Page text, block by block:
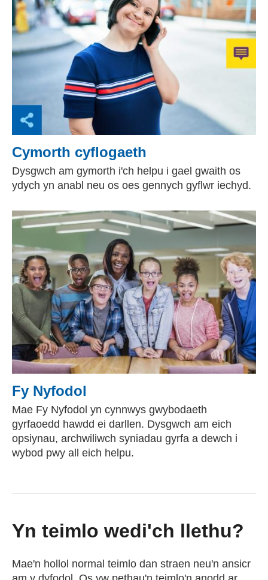
Cymorth cyflogaeth
Dysgwch am gymorth i'ch helpu i gael gwaith os
ydych yn anabl neu os oes gennych gyflwr iechyd.
Fy Nyfodol
Mae Fy Nyfodol yn cynnwys gwybodaeth
gyrfaoedd hawdd ei darllen. Dysgwch am eich
opsiynau, archwiliwch syniadau gyrfa a dewch i
wybod pwy all eich helpu.
Yn teimlo wedi'ch llethu?
Mae'n hollol normal teimlo dan straen neu'n ansicr